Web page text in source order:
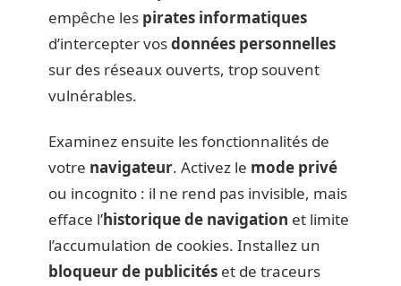
empêche les pirates informatiques
d’intercepter vosdonnées personnelles
sur des réseaux ouverts, trop souvent
vulnérables.
Examinez ensuite les fonctionnalités de
votre navigateur. Activez le mode privé
ou incognito : il ne rend pas invisible, mais
efface l’historique de navigation et limite
l’accumulation de cookies. Installez un
bloqueur de publicités et de traceurs